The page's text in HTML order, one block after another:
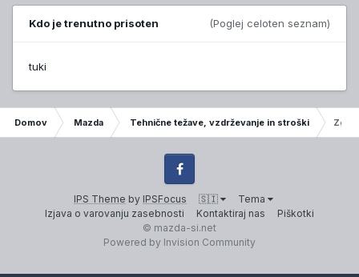
Kdo je trenutno prisoten (Poglej celoten seznam)
tuki
Domov Mazda Tehnične težave, vzdrževanje in stroški
IPS Theme by IPSFocus 🇸🇮
Tema
Izjava o varovanju zasebnosti
Kontaktiraj nas Piškotki
Facebook
© mazda-si.net
Powered by Invision Community